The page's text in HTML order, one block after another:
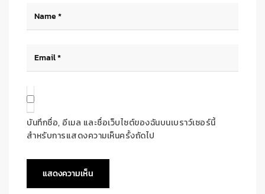
บันทึกชื่อ, อีเมล และชื่อเว็บไซต์ของฉันบนเบราว์เซอร์นี้
สำหรับการแสดงความเห็นครั้งถัดไป